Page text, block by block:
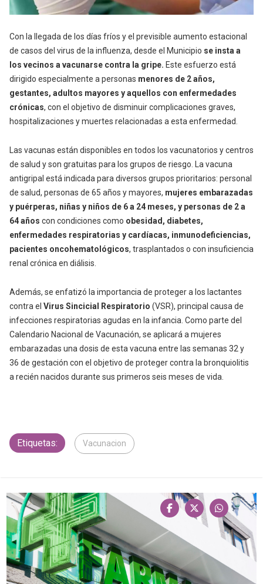
Con la llegada de los días fríos y el previsible aumento estacional
de casos del virus de la influenza, desde el Municipio se insta a
los vecinos a vacunarse contra la gripe. Este esfuerzo está
dirigido especialmente a personas menores de 2 años,
gestantes, adultos mayores y aquellos con enfermedades
crónicas, con el objetivo de disminuir complicaciones graves,
hospitalizaciones y muertes relacionadas a esta enfermedad.
Las vacunas están disponibles en todos los vacunatorios y centros
de salud y son gratuitas para los grupos de riesgo. La vacuna
antigripal está indicada para diversos grupos prioritarios: personal
de salud, personas de 65 años y mayores, mujeres embarazadas
y puérperas, niñas y niños de 6 a 24 meses, y personas de 2 a
64 años con condiciones como obesidad, diabetes,
enfermedades respiratorias y cardíacas, inmunodeficiencias,
pacientes oncohematológicos, trasplantados o con insuficiencia
renal crónica en diálisis.
Además, se enfatizó la importancia de proteger a los lactantes
contra el Virus Sincicial Respiratorio (VSR), principal causa de
infecciones respiratorias agudas en la infancia. Como parte del
Calendario Nacional de Vacunación, se aplicará a mujeres
embarazadas una dosis de esta vacuna entre las semanas 32 y
36 de gestación con el objetivo de proteger contra la bronquiolitis
a recién nacidos durante sus primeros seis meses de vida.
Etiquetas: Vacunacion